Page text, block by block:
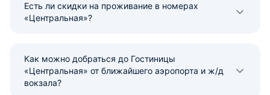
Есть ли скидки на проживание в номерах
«Центральная»?
Как можно добраться до Гостиницы
«Центральная» от ближайшего аэропорта и ж/д
вокзала?